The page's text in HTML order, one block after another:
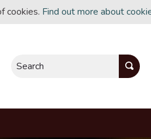
cookies. Find out more about
Search